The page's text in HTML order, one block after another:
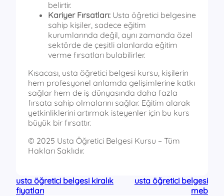
belirtir.
Kariyer Fırsatları: Usta öğretici belgesine
sahip kişiler, sadece eğitim
kurumlarında değil, aynı zamanda özel
sektörde de çeşitli alanlarda eğitim
verme fırsatları bulabilirler.
Kısacası, usta öğretici belgesi kursu, kişilerin
hem profesyonel anlamda gelişimlerine katkı
sağlar hem de iş dünyasında daha fazla
fırsata sahip olmalarını sağlar. Eğitim alarak
yetkinliklerini artırmak isteyenler için bu kurs
büyük bir fırsattır.
© 2025 Usta Öğretici Belgesi Kursu – Tüm
Hakları Saklıdır.
usta öğretici belgesi kiralık
fiyatları
usta öğretici belgesi
meb